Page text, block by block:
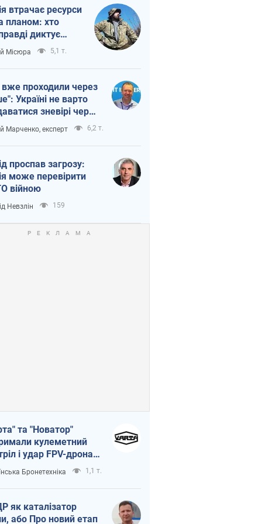
втрачає ресурси
планом: хто
диктує
війни
Місюра 5,1 т.
проходили через
Україні не варто
зневірі через
терор
Марченко, експерт 6,2 т.
проспав загрозу:
може перевірити
війною
Невзлін 159
та "Новатор"
кулеметний
і удар FPV-дрона,
життя
ЗСУ
Бронетехніка 1,1 т.
як каталізатор
або Про новий етап